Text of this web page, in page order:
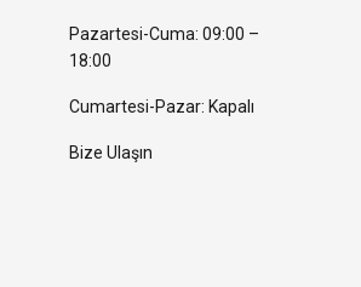
Pazartesi-Cuma: 09:00 –
18:00
Cumartesi-Pazar: Kapalı
Bize Ulaşın